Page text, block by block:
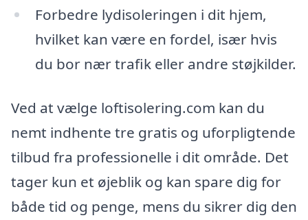
Forbedre lydisoleringen i dit hjem,
hvilket kan være en fordel, især hvis
du bor nær trafik eller andre støjkilder.
Ved at vælge loftisolering.com kan du
nemt indhente tre gratis og uforpligtende
tilbud fra professionelle i dit område. Det
tager kun et øjeblik og kan spare dig for
både tid og penge, mens du sikrer dig den